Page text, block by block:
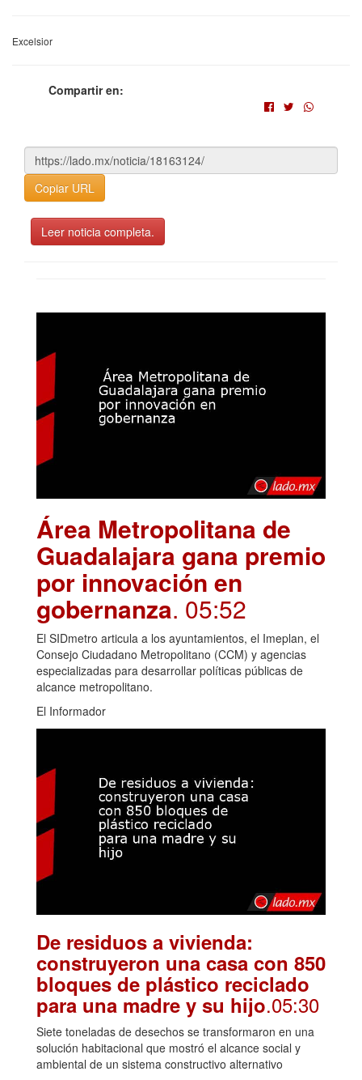
Excelsior
Compartir en:
Copiar URL
Leer noticia completa.
Área Metropolitana de
Guadalajara gana premio
por innovación en
gobernanza. 05:52
El SIDmetro articula a los ayuntamientos, el Imeplan, el
Consejo Ciudadano Metropolitano (CCM) y agencias
especializadas para desarrollar políticas públicas de
alcance metropolitano.
El Informador
De residuos a vivienda:
construyeron una casa con 850
bloques de plástico reciclado
para una madre y su hijo.05:30
Siete toneladas de desechos se transformaron en una
solución habitacional que mostró el alcance social y
ambiental de un sistema constructivo alternativo